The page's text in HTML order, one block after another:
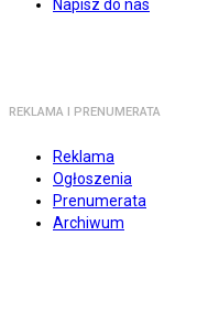
Napisz do nas
REKLAMA I PRENUMERATA
Reklama
Ogłoszenia
Prenumerata
Archiwum